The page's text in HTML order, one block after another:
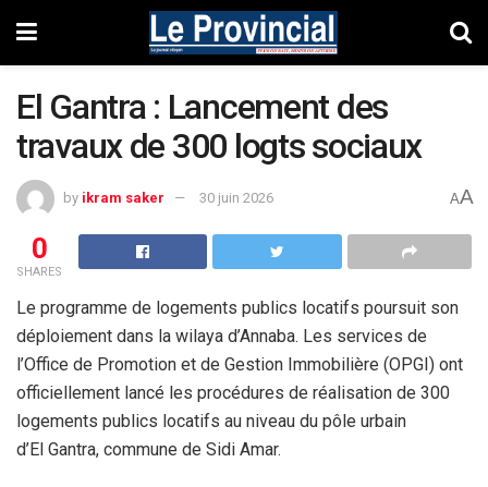
El Gantra : Lancement des
travaux de 300 logts sociaux
by ikram saker 30 juin 2026 AA
0
SHARES
Le programme de logements publics locatifs poursuit son
déploiement dans la wilaya d’Annaba. Les services de
l’Office de Promotion et de Gestion Immobilière (OPGI) ont
officiellement lancé les procédures de réalisation de 300
logements publics locatifs au niveau du pôle urbain
d’El Gantra, commune de Sidi Amar.